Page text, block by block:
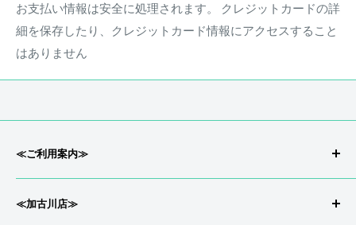
stereon music LINE QRコード
お支払い情報は安全に処理されます。 クレジットカードの詳
細を保存したり、クレジットカード情報にアクセスすること
はありません
≪ご利用案内≫
会社概要/特定商取引
返品/返金について
≪加古川店≫